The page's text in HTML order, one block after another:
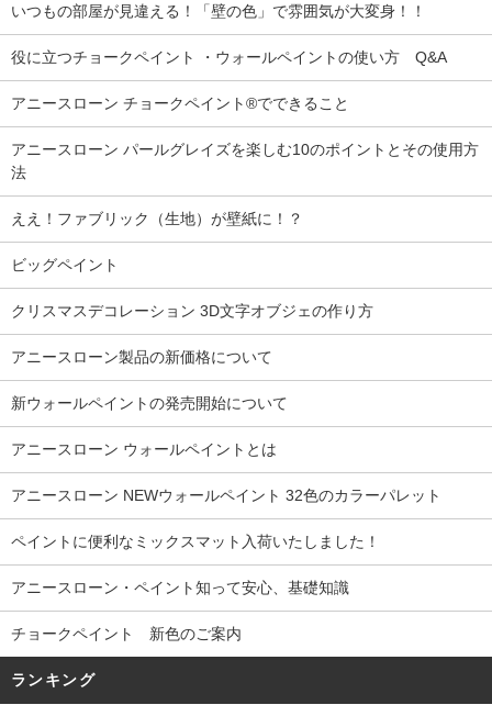
いつもの部屋が見違える！「壁の色」で雰囲気が大変身！！
役に立つチョークペイント ・ウォールペイントの使い方 Q&A
アニースローン チョークペイント®でできること
アニースローン パールグレイズを楽しむ10のポイントとその使用方
法
ええ！ファブリック（生地）が壁紙に！？
ビッグペイント
クリスマスデコレーション 3D文字オブジェの作り方
アニースローン製品の新価格について
新ウォールペイントの発売開始について
アニースローン ウォールペイントとは
アニースローン NEWウォールペイント 32色のカラーパレット
ペイントに便利なミックスマット入荷いたしました！
アニースローン・ペイント知って安心、基礎知識
チョークペイント 新色のご案内
ランキング